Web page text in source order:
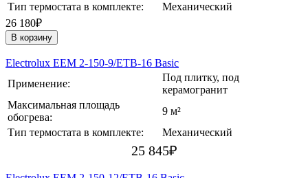
Тип термостата в комплекте:
Механический
26 180₽
В корзину
Electrolux EEM 2-150-9/ETB-16 Basic
Применение:
Под плитку, под
керамогранит
Максимальная площадь
обогрева:
9 м²
Тип термостата в комплекте:
Механический
25 845₽